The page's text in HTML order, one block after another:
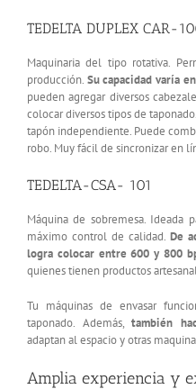
TEDELTA DUPLEX CAR-
Maquinaria del tipo rotativa.
producción. Su capacidad varía
pueden agregar diversos
colocar diversos tipos de
tapón independiente. Puede
robo. Muy fácil de sincronizar en
TEDELTA-CSA- 101
Máquina de sobremesa. Ideada
máximo control de calidad. De
logra colocar entre 600 y 800
quienes tienen productos
Tu máquinas de envasar
taponado. Además, también
adaptan al espacio y otras
Amplia experiencia y